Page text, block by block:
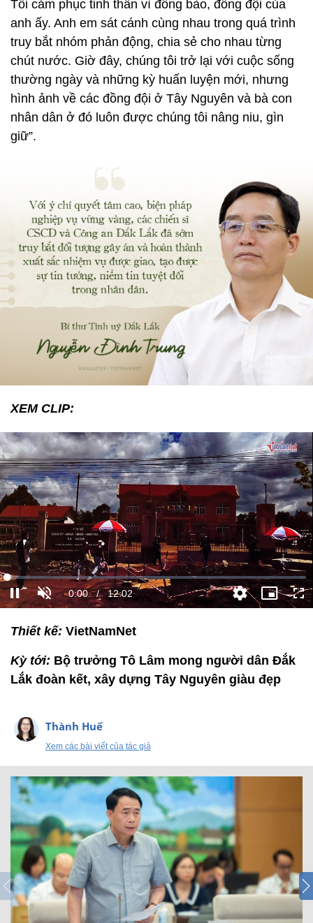
Tôi cảm phục tinh thần vì đồng bào, đồng đội của
anh ấy. Anh em sát cánh cùng nhau trong quá trình
truy bắt nhóm phản động, chia sẻ cho nhau từng
chút nước. Giờ đây, chúng tôi trở lại với cuộc sống
thường ngày và những kỳ huấn luyện mới, nhưng
hình ảnh về các đồng đội ở Tây Nguyên và bà con
nhân dân ở đó luôn được chúng tôi nâng niu, gìn
giữ”.
XEM CLIP:
Thiết kế: VietNamNet
Kỳ tới: Bộ trưởng Tô Lâm mong người dân Đắk
Lắk đoàn kết, xây dựng Tây Nguyên giàu đẹp
Thành Huế
Xem các bài viết của tác giả